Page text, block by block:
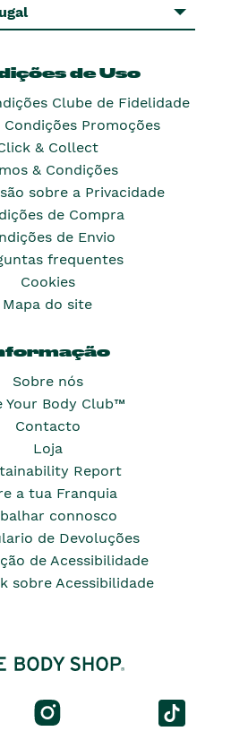
de Uso
Clube de Fidelidade
Condições Promoções
& Collect
& Condições
sobre a Privacidade
de Compra
de Envio
frequentes
Cookies
Mapa do site
Sobre nós
Your Body Club™
Contacto
Loja
Report
a tua Franquia
connosco
de Devoluções
de Acessibilidade
sobre Acessibilidade